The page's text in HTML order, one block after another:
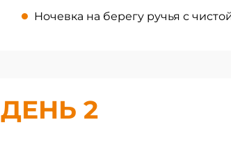
Ночевка на берегу ручья с
ДЕНЬ 2